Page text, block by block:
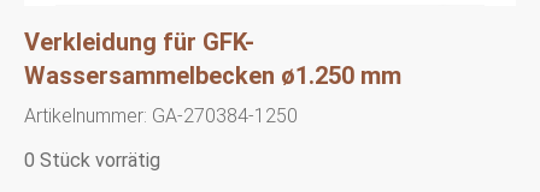
Verkleidung für GFK-
Wassersammelbecken ø1.250 mm
Artikelnummer: GA-270384-1250
0 Stück vorrätig